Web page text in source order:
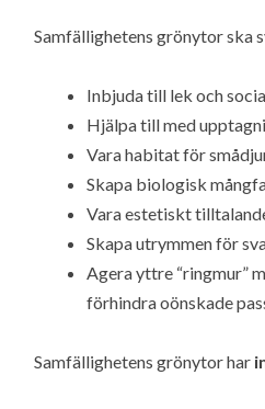
Samfällighetens grönytor ska
Inbjuda till lek och
Hjälpa till med
Vara habitat för
Skapa biologisk
Vara estetiskt
Skapa utrymmen för
Agera yttre “ringmur”
förhindra oönskade
Samfällighetens grönytor har